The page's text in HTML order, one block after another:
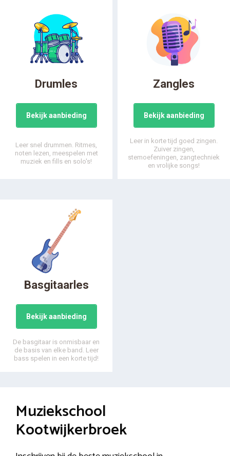
Drumles
Bekijk aanbieding
Leer snel drummen. Ritmes,
noten lezen, meespelen met
muziek en fills en solo's!
Zangles
Bekijk aanbieding
Leer in korte tijd goed zingen.
Zuiver zingen,
stemoefeningen, zangtechniek
en vrolijke songs!
Basgitaarles
Bekijk aanbieding
De basgitaar is onmisbaar en
de basis van elke band. Leer
bass spelen in een korte tijd!
Muziekschool
Kootwijkerbroek